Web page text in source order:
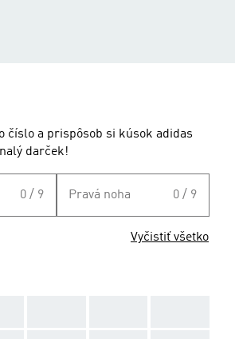
číslo a prispôsob si kúsok adidas
darček!
0 / 9 Pravá noha 0 / 9
Vyčistiť všetko